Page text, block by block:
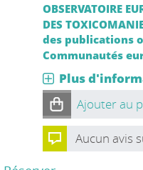
OBSERVATOIRE
DES
des publications
Communautés
Plus
Ajouter au
Aucun avis